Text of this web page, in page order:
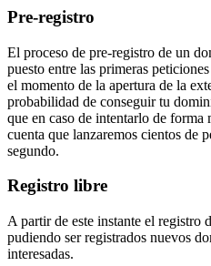
Pre-registro
El proceso de pre-registro de un
puesto entre las primeras
el momento de la apertura de la
probabilidad de conseguir tu
que en caso de intentarlo de forma
cuenta que lanzaremos cientos de
segundo.
Registro libre
A partir de este instante el registro
pudiendo ser registrados nuevos
interesadas.